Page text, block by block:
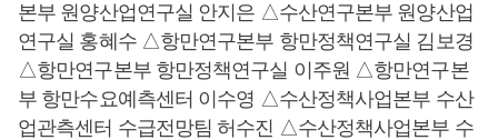
본부 원양산업연구실 안지은 △수산연구본부 원양산업
연구실 홍혜수 △항만연구본부 항만정책연구실 김보경
△항만연구본부 항만정책연구실 이주원 △항만연구본
부 항만수요예측센터 이수영 △수산정책사업본부 수산
업관측센터 수급전망팀 허수진 △수산정책사업본부 수